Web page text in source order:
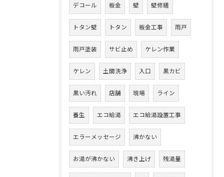
デコール 板金 壁 壁修繕
トタン壁 トタン 板金工事 雨戸
雨戸塗装 サビ止め ケレン作業
ケレン 土間洗浄 入口 黒カビ
黒い汚れ 店舗 現場 ライン
養生 エコ給湯 エコ給湯設置工事
エラーメッセージ 沸かない
お湯が沸かない 沸き上げ 残湯量